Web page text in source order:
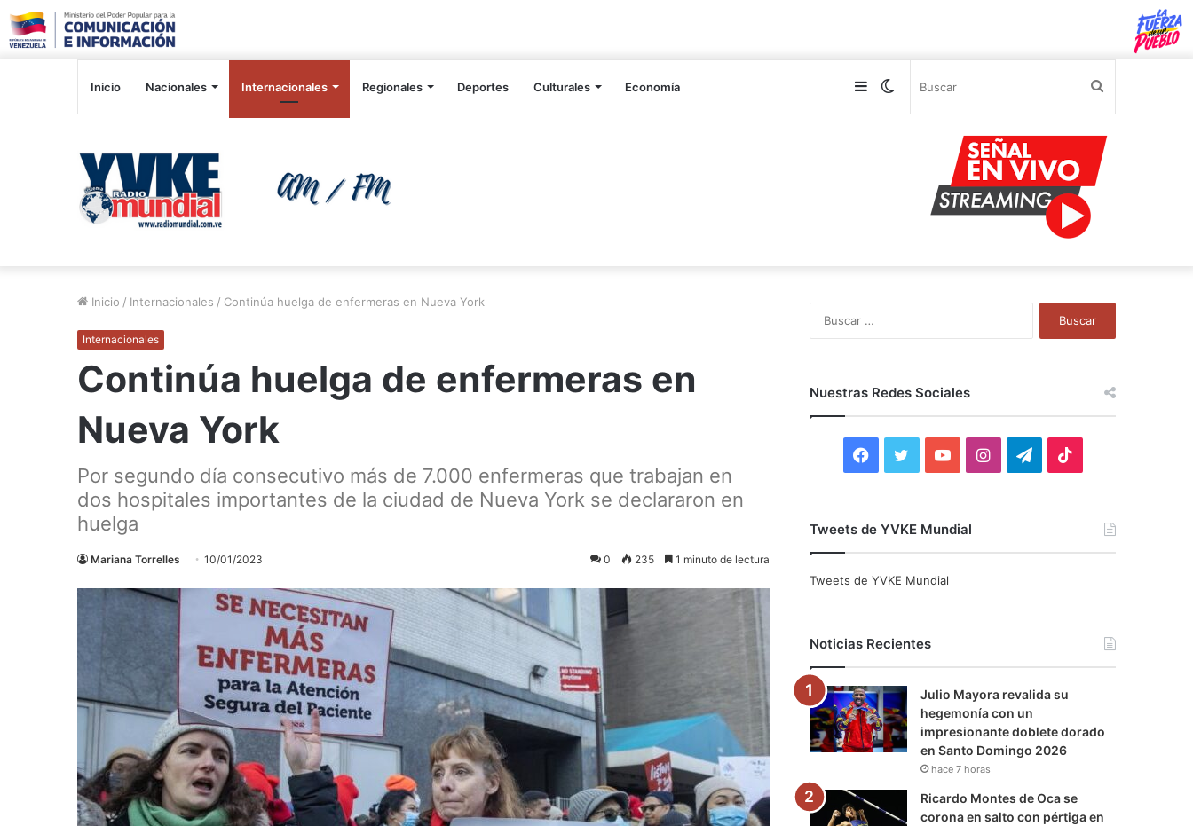
Inicio Nacionales Internacionales Regionales Deportes Culturales Economía Switch
Sidebar
Inicio / Internacionales / Continúa huelga de enfermeras en Nueva York
Internacionales
Continúa huelga de enfermeras en
Nueva York
Por segundo día consecutivo más de 7.000 enfermeras que trabajan en
dos hospitales importantes de la ciudad de Nueva York se declararon en
huelga
Mariana Torrelles 10/01/2023 0 235 1 minuto de lectura
Nuestras Redes Sociales
F
c
o
k
i
r
Y
u
e
I
r
a
m
T
a
m
Tweets de YVKE Mundial
Tweets de YVKE Mundial
Noticias Recientes
Julio Mayora revalida su
hegemonía con un
impresionante doblete dorado
en Santo Domingo 2026
hace 7 horas
Ricardo Montes de Oca se
corona en salto con pértiga en